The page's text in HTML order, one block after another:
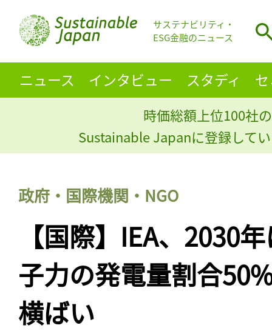
サステナビリティ・
ESG金融のニュース
ニュース インタビュー スタディ
時価総額上位100社
Sustainable Japanに登録して
政府・国際機関・NGO
【国際】IEA、2030
子力の発電量割合
横ばい